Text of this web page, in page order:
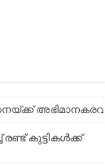
കുട്ടികള്‍ക്ക്